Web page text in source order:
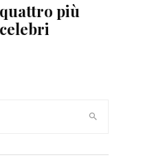
quattro più
celebri